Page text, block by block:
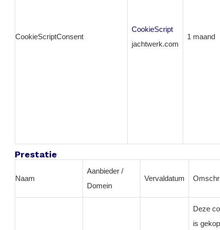
CookieScriptConsent
CookieScript
jachtwerk.com
1 maand
Prestatie
Naam
Aanbieder /
Domein
Vervaldatum
Deze
is